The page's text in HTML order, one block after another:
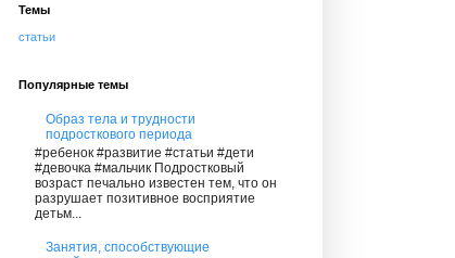
Темы
статьи
Популярные темы
Образ тела и трудности
подросткового периода
#ребенок #развитие #статьи #дети
#девочка #мальчик Подростковый
возраст печально известен тем, что он
разрушает позитивное восприятие
детьм...
Занятия, способствующие